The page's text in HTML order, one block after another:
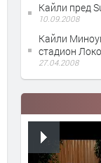
Кайли пред
10.09.2008
Кайли
стадион
27.04.2008